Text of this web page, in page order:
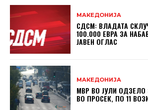
МАКЕДОНИЈА
СДСМ: ВЛАДАТА
100.000 ЕВРА ЗА
ЈАВЕН ОГЛАС
МАКЕДОНИЈА
МВР ВО ЈУЛИ
ВО ПРОСЕК, ПО 11